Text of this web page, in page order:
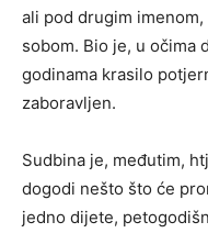
ali pod drugim
sobom. Bio je, u očima
godinama krasilo
zaboravljen.
Sudbina je, međutim,
dogodi nešto što će
jedno dijete,